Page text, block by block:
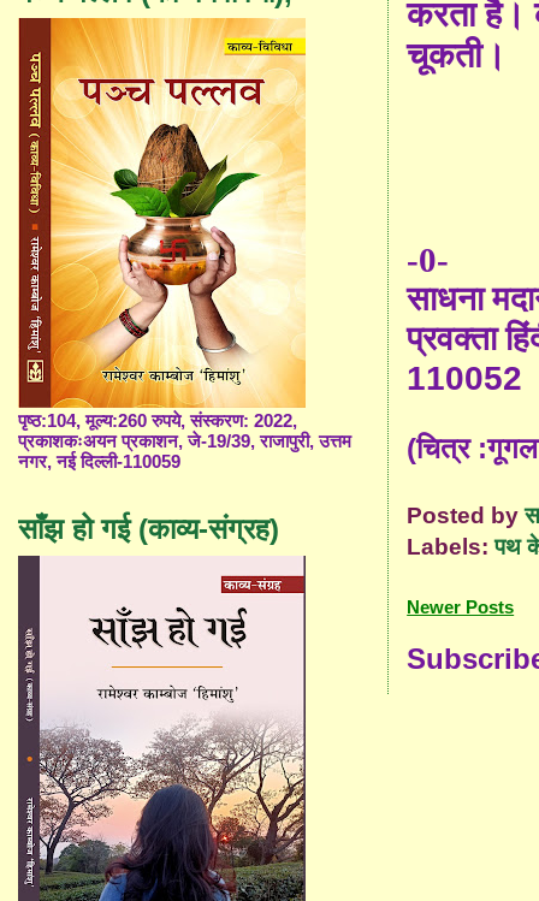
करता है।
चूकती।
-0-
साधना
प्रवक्ता
110052
(चित्र
Posted by
Labels:पथ
Newer Posts
पृष्ठ:104, मूल्य:260 रुपये, संस्करण: 2022,
प्रकाशकःअयन प्रकाशन, जे-19/39, राजापुरी, उत्तम
नगर, नई दिल्ली-110059
साँझ हो गई (काव्य-संग्रह)